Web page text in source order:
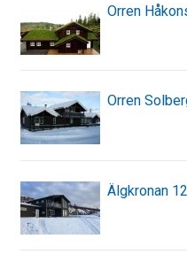
Orren
Orren
Älgkronan